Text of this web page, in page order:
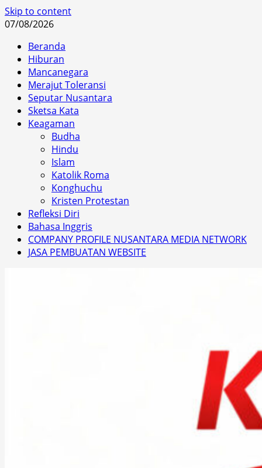
Skip to content
07/08/2026
Beranda
Hiburan
Mancanegara
Merajut Toleransi
Seputar Nusantara
Sketsa Kata
Keagaman
Budha
Hindu
Islam
Katolik Roma
Konghuchu
Kristen Protestan
Refleksi Diri
Bahasa Inggris
COMPANY PROFILE NUSANTARA MEDIA NETWORK
JASA PEMBUATAN WEBSITE